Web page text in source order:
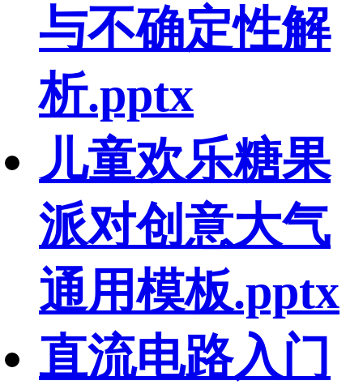
与不确定性解
析.pptx
儿童欢乐糖果
派对创意大气
通用模板.pptx
直流电路入门